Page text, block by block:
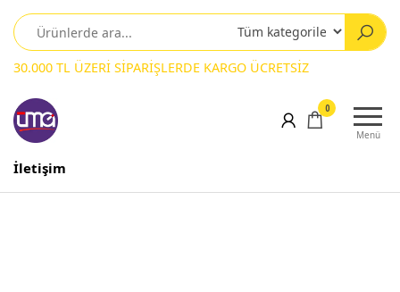
30.000 TL ÜZERİ SİPARİŞLERDE KARGO ÜCRETSİZ
Menü
0
İletişim